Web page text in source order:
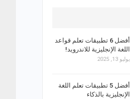
أفضل 6 تطبيقات تعلم قواعد
اللغة الإنجليزية للاندرويد!
يوليو 13, 2025
أفضل 5 تطبيقات تعلم اللغة
الإنجليزية بالذكاء